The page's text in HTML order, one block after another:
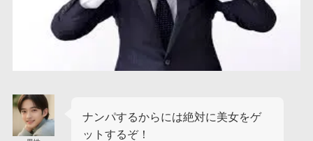
ナンパするからには絶対に美女をゲ
ットするぞ！